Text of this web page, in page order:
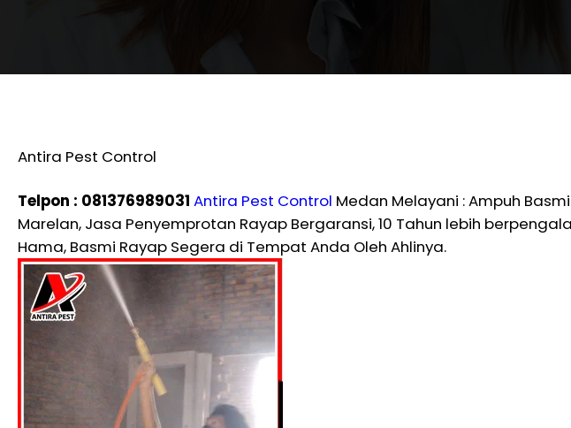
Antira Pest Control
Telpon : 081376989031 Antira Pest Control Medan Melayani : Ampuh
Marelan, Jasa Penyemprotan Rayap Bergaransi, 10 Tahun lebih
Hama, Basmi Rayap Segera di Tempat Anda Oleh Ahlinya.